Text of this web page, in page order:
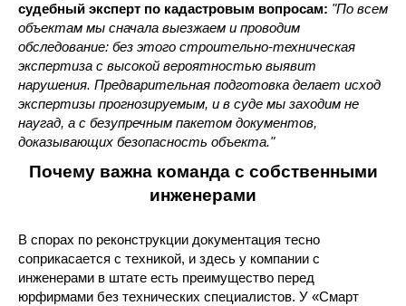
судебный эксперт по кадастровым вопросам: "По всем
объектам мы сначала выезжаем и проводим
обследование: без этого строительно-техническая
экспертиза с высокой вероятностью выявит
нарушения. Предварительная подготовка делает исход
экспертизы прогнозируемым, и в суде мы заходим не
наугад, а с безупречным пакетом документов,
доказывающих безопасность объекта."
Почему важна команда с собственными
инженерами
В спорах по реконструкции документация тесно
соприкасается с техникой, и здесь у компании с
инженерами в штате есть преимущество перед
юрфирмами без технических специалистов. У «Смарт